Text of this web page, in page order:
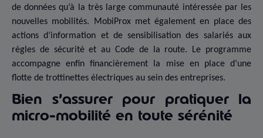
de données qu’à la très large communauté intéressée par les
nouvelles mobilités. MobiProx met également en place des
actions d’information et de sensibilisation des salariés aux
règles de sécurité et au Code de la route. Le programme
accompagne enfin financièrement la mise en place d’une
flotte de trottinettes électriques au sein des entreprises.
Bien s’assurer pour pratiquer la
micro-mobilité en toute sérénité